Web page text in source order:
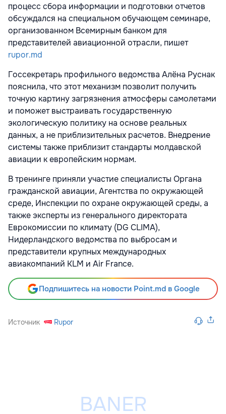
процесс сбора информации и подготовки отчетов
обсуждался на специальном обучающем семинаре,
организованном Всемирным банком для
представителей авиационной отрасли, пишет
rupor.md
Госсекретарь профильного ведомства Алёна Руснак
пояснила, что этот механизм позволит получить
точную картину загрязнения атмосферы самолетами
и поможет выстраивать государственную
экологическую политику на основе реальных
данных, а не приблизительных расчетов. Внедрение
системы также приблизит стандарты молдавской
авиации к европейским нормам.
В тренинге приняли участие специалисты Органа
гражданской авиации, Агентства по окружающей
среде, Инспекции по охране окружающей среды, а
также эксперты из генерального директората
Еврокомиссии по климату (DG CLIMA),
Нидерландского ведомства по выбросам и
представители крупных международных
авиакомпаний KLM и Air France.
Подпишитесь на новости Point.md в Google
Источник Rupor